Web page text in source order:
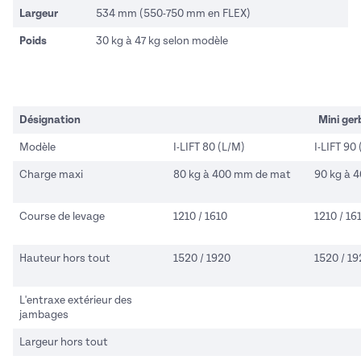
Largeur 534 mm (550-750 mm en FLEX)
Poids 30 kg à 47 kg selon modèle
Désignation Mini
Modèle I-LIFT 80 (L/M) I-LIFT
Charge maxi 80 kg à 400 mm de mat 90 kg à
Course de levage 1210 / 1610 1210 /
Hauteur hors tout 1520 / 1920 1520 /
L'entraxe extérieur des
jambages
Largeur hors tout